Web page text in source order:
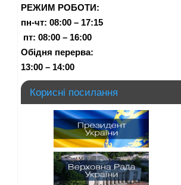
РЕЖИМ РОБОТИ:
пн-чт: 08:00 – 17:15
пт: 08:00 – 16:00
Обідня перерва:
13:00 – 14:00
Корисні посилання